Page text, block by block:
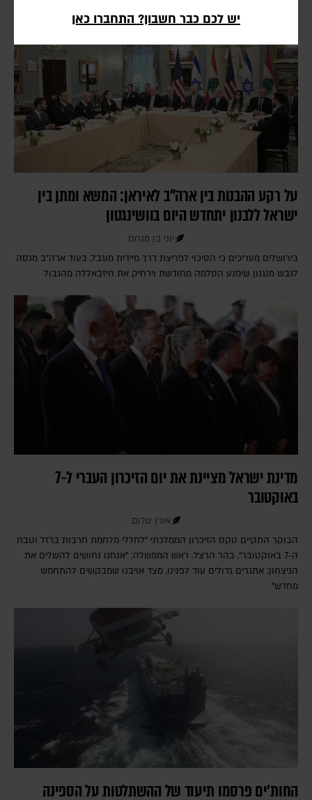
יש לכם כבר חשבון? התחברו כאן
על רקע ההבנות בין ארה"ב לאיראן: המשא ומתן בין
ישראל ללבנון יתחדש היום בוושינגטון
יוני בן מנחם
בירושלים מעריכים כי הסיכוי לפריצת דרך מיידית מוגבל, בעוד ארה"ב מנסה
לגבש מנגנון שימנע הסלמה מחודשת וירחיק את חיזבאללה מהגבול
מדינת ישראל מציינת את יום הזיכרון העברי ל-7
באוקטובר
אורן שלום
הבוקר התקיים טקס הזיכרון הממלכתי "לחללי מלחמת חרבות ברזל וטבח
ה-7 באוקטובר", בהר הרצל. ראש הממשלה: "אנחנו נחושים להשלים את
הניצחון; אתגרים גדולים עוד לפנינו, מצד אויבנו שמבקשים להתחמש
מחדש"
החות'ים פרסמו תיעוד של ההשתלטות על הספינה